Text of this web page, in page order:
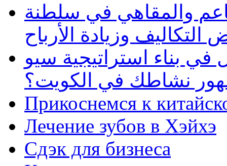
والمقاهي في سلطنة
وزيادة الأرباح
بناء استراتيجية سيو
نشاطك في الكويت؟
Прикоснемся к
Лечение зубов в Хэйхэ
Сдэк для бизнеса